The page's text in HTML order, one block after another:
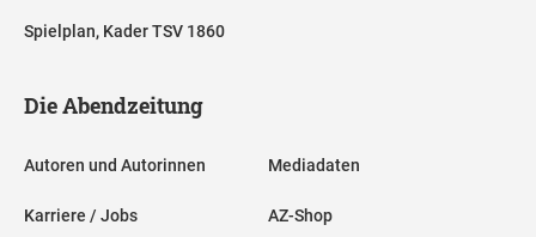
Spielplan, Kader TSV 1860
Die Abendzeitung
Autoren und Autorinnen
Karriere / Jobs
Mediadaten
AZ-Shop